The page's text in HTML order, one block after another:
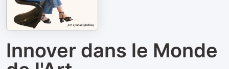
Innover dans le Monde